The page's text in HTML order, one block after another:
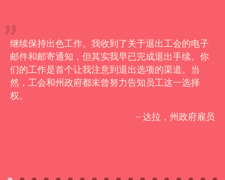
继续保持出色工作。我收到了关于退出工会的电子
邮件和邮寄通知，但其实我早已完成退出手续。你
们的工作是首个让我注意到退出选项的渠道。当
然，工会和州政府都未曾努力告知员工这一选择
权。
– 达拉，州政府雇员